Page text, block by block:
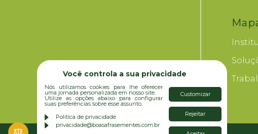
Você controla a sua privacidade
Nós utilizamos cookies para lhe oferecer
uma jornada personalizada em nosso site.
Utilize as opções abaixo para configurar
suas preferências sobre esse assunto.
Politica de privacidade
privacidade@boasafrasementes.com.br
Customizar
Rejeitar